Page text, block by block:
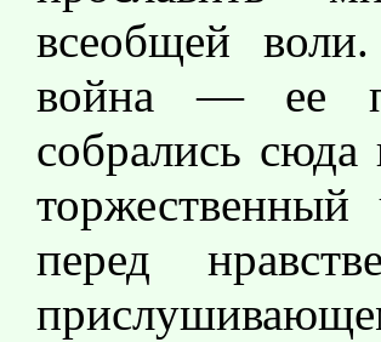
всеобщей
война — ее
собрались сюда
торжественный
перед